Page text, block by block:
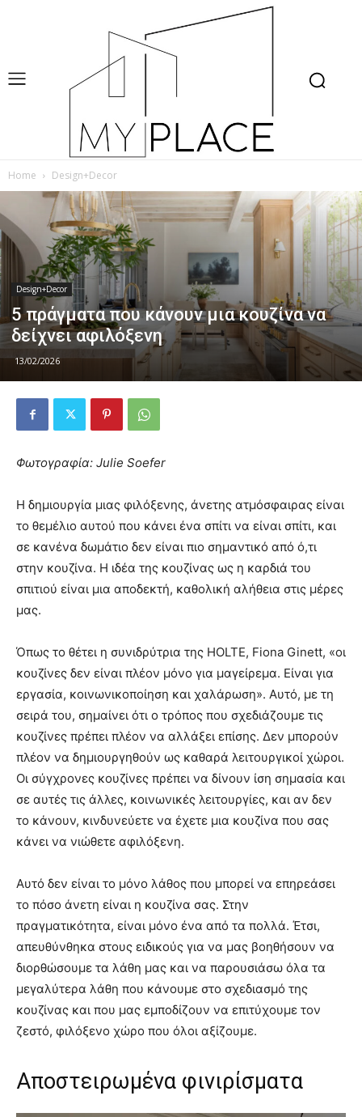
Home Design+Decor
Design+Decor
5 πράγματα που κάνουν μια κουζίνα να
δείχνει αφιλόξενη
13/02/2026
Φωτογραφία: Julie Soefer
Η δημιουργία μιας φιλόξενης, άνετης ατμόσφαιρας είναι
το θεμέλιο αυτού που κάνει ένα σπίτι να είναι σπίτι, και
σε κανένα δωμάτιο δεν είναι πιο σημαντικό από ό,τι
στην κουζίνα. Η ιδέα της κουζίνας ως η καρδιά του
σπιτιού είναι μια αποδεκτή, καθολική αλήθεια στις μέρες
μας.
Όπως το θέτει η συνιδρύτρια της HOLTE, Fiona Ginett, «οι
κουζίνες δεν είναι πλέον μόνο για μαγείρεμα. Είναι για
εργασία, κοινωνικοποίηση και χαλάρωση». Αυτό, με τη
σειρά του, σημαίνει ότι ο τρόπος που σχεδιάζουμε τις
κουζίνες πρέπει πλέον να αλλάξει επίσης. Δεν μπορούν
πλέον να δημιουργηθούν ως καθαρά λειτουργικοί χώροι.
Οι σύγχρονες κουζίνες πρέπει να δίνουν ίση σημασία και
σε αυτές τις άλλες, κοινωνικές λειτουργίες, και αν δεν
το κάνουν, κινδυνεύετε να έχετε μια κουζίνα που σας
κάνει να νιώθετε αφιλόξενη.
Αυτό δεν είναι το μόνο λάθος που μπορεί να επηρεάσει
το πόσο άνετη είναι η κουζίνα σας. Στην
πραγματικότητα, είναι μόνο ένα από τα πολλά. Έτσι,
απευθύνθηκα στους ειδικούς για να μας βοηθήσουν να
διορθώσουμε τα λάθη μας και να παρουσιάσω όλα τα
μεγαλύτερα λάθη που κάνουμε στο σχεδιασμό της
κουζίνας και που μας εμποδίζουν να επιτύχουμε τον
ζεστό, φιλόξενο χώρο που όλοι αξίζουμε.
Αποστειρωμένα φινιρίσματα